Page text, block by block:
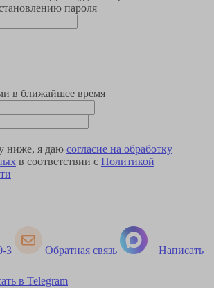
пароля
в ближайшее время
ниже, я даю согласие на обработку
в соответствии с Политикой
3 Обратная связь Написать
в Telegram